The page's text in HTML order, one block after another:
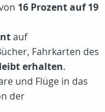
16 Prozent auf 19
auf
Fahrkarten des
erhalten.
und Flüge in das
der